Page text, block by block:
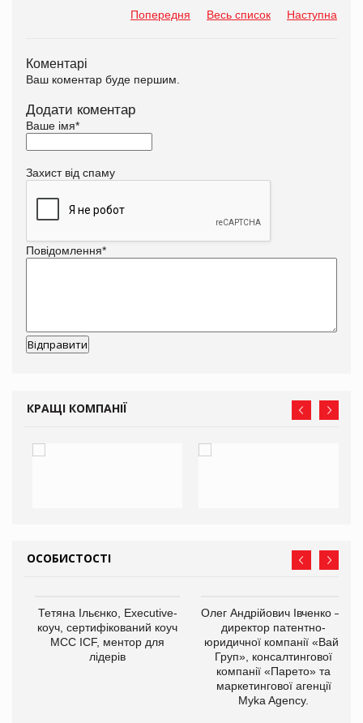
Попередня Весь список Наступна
Коментарі
Ваш коментар буде першим.
Додати коментар
Ваше імя*
Захист від спаму
Повідомлення*
КРАЩІ КОМПАНІЇ
ОСОБИСТОСТІ
Тетяна Ільєнко, Executive-
коуч, сертифікований коуч
МСС ICF, ментор для
лідерів
Олег Андрійович Івченко —
директор патентно-
юридичної компанії «Вайз
Груп», консалтингової
компанії «Парето» та
маркетингової агенції
Myka Agency.